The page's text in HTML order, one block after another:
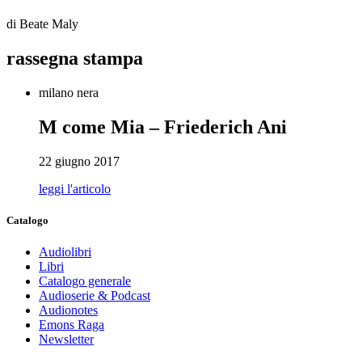
di Beate Maly
rassegna stampa
milano nera
M come Mia – Friederich Ani
22 giugno 2017
leggi l'articolo
Catalogo
Audiolibri
Libri
Catalogo generale
Audioserie & Podcast
Audionotes
Emons Raga
Newsletter